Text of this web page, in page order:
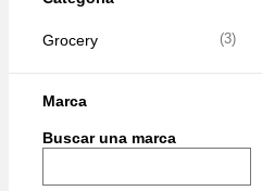
Grocery (3)
Marca
Buscar una marca